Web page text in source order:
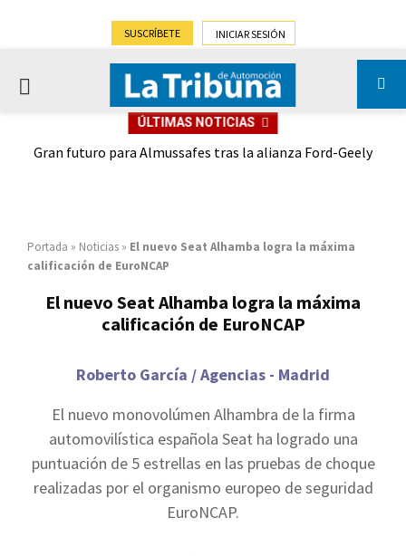
SUSCRÍBETE INICIAR SESIÓN
PRIMARY
ÚLTIMAS NOTICIAS
Gran futuro para Almussafes tras la alianza Ford-Geely
Portada » Noticias » El nuevo Seat Alhamba logra la máxima
calificación de EuroNCAP
El nuevo Seat Alhamba logra la máxima
calificación de EuroNCAP
Roberto García / Agencias - Madrid
El nuevo monovolúmen Alhambra de la firma
automovilística española Seat ha logrado una
puntuación de 5 estrellas en las pruebas de choque
realizadas por el organismo europeo de seguridad
EuroNCAP.